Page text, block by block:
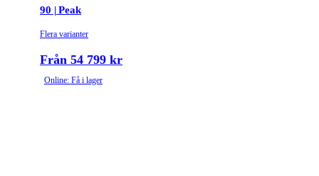
90 | Peak
Flera varianter
Från 54 799 kr
Online: Få i lager